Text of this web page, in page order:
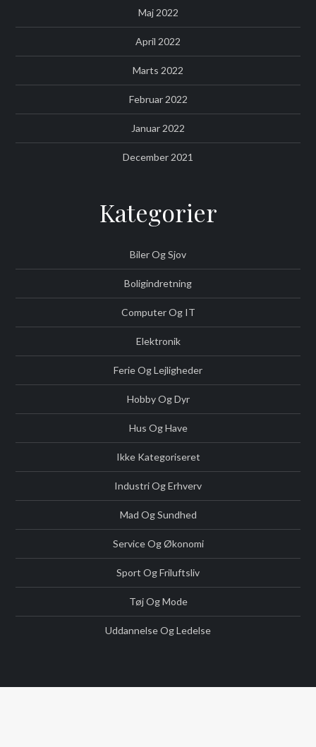
Maj 2022
April 2022
Marts 2022
Februar 2022
Januar 2022
December 2021
Kategorier
Biler Og Sjov
Boligindretning
Computer Og IT
Elektronik
Ferie Og Lejligheder
Hobby Og Dyr
Hus Og Have
Ikke Kategoriseret
Industri Og Erhverv
Mad Og Sundhed
Service Og Økonomi
Sport Og Friluftsliv
Tøj Og Mode
Uddannelse Og Ledelse